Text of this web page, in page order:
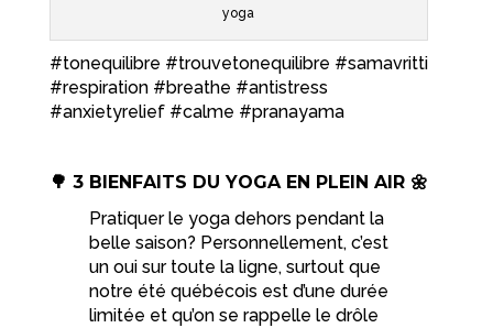
yoga
#tonequilibre #trouvetonequilibre #samavritti
#respiration #breathe #antistress
#anxietyrelief #calme #pranayama
🌳 3 BIENFAITS DU YOGA EN PLEIN AIR 🌼
Pratiquer le yoga dehors pendant la
belle saison? Personnellement, c’est
un oui sur toute la ligne, surtout que
notre été québécois est d’une durée
limitée et qu’on se rappelle le drôle